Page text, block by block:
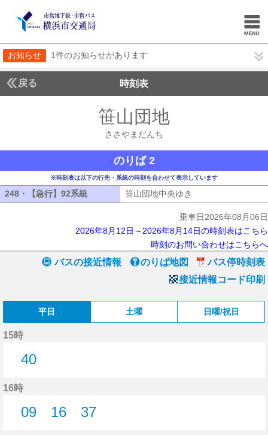
お知らせ 1件のお知らせがあります
戻る 時刻表
笹山団地
ささやまだんち
のりば 2
※時刻表は以下の行先・系統の時刻を合わせて表示しています
248・【急行】92系統 248・【急行】92系統
笹山団地中央ゆき
乗車日2026年08月06日
2026年8月12日～2026年8月14日の時刻表はこちら
時刻のお問い合わせはこちらへ
バスの接近情報 のりば地図
バス停時刻表
接近情報コード印刷
平日 土曜 日曜/祝日
15時
40
16時
09
16
37